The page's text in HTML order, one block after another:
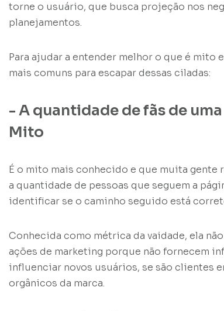
torne o usuário, que busca projeção nos
planejamentos.
Para ajudar a entender melhor o que é mito
mais comuns para escapar dessas ciladas:
- A quantidade de fãs de
Mito
É o mito mais conhecido e que muita gente
a quantidade de pessoas que seguem a
identificar se o caminho seguido está
Conhecida como métrica da vaidade, ela
ações de marketing porque não fornecem
influenciar novos usuários, se são clientes
orgânicos da marca.